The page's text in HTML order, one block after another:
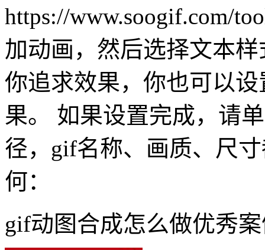
https://www.soogif.com/
加动画，然后选择文本
你追求效果，你也可以
果。 如果设置完成，请
径，gif名称、画质、尺
何：
gif动图合成怎么做优秀